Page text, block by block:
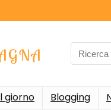
Search
for:
giorno Blogging